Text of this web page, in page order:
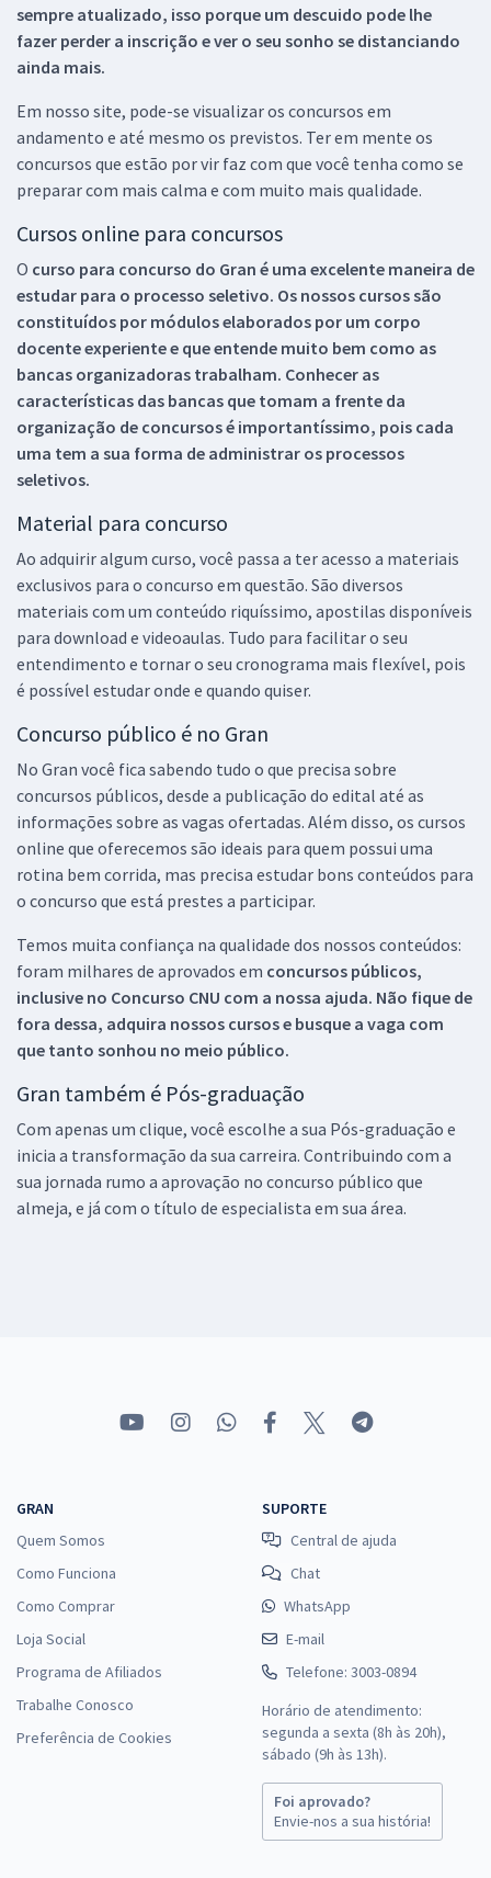
sempre atualizado, isso porque um descuido pode lhe
fazer perder a inscrição e ver o seu sonho se distanciando
ainda mais.
Em nosso site, pode-se visualizar os concursos em
andamento e até mesmo os previstos. Ter em mente os
concursos que estão por vir faz com que você tenha como se
preparar com mais calma e com muito mais qualidade.
Cursos online para concursos
O curso para concurso do Gran é uma excelente maneira de
estudar para o processo seletivo. Os nossos cursos são
constituídos por módulos elaborados por um corpo
docente experiente e que entende muito bem como as
bancas organizadoras trabalham. Conhecer as
características das bancas que tomam a frente da
organização de concursos é importantíssimo, pois cada
uma tem a sua forma de administrar os processos
seletivos.
Material para concurso
Ao adquirir algum curso, você passa a ter acesso a materiais
exclusivos para o concurso em questão. São diversos
materiais com um conteúdo riquíssimo, apostilas disponíveis
para download e videoaulas. Tudo para facilitar o seu
entendimento e tornar o seu cronograma mais flexível, pois
é possível estudar onde e quando quiser.
Concurso público é no Gran
No Gran você fica sabendo tudo o que precisa sobre
concursos públicos, desde a publicação do edital até as
informações sobre as vagas ofertadas. Além disso, os cursos
online que oferecemos são ideais para quem possui uma
rotina bem corrida, mas precisa estudar bons conteúdos para
o concurso que está prestes a participar.
Temos muita confiança na qualidade dos nossos conteúdos:
foram milhares de aprovados em concursos públicos,
inclusive no Concurso CNU com a nossa ajuda. Não fique de
fora dessa, adquira nossos cursos e busque a vaga com
que tanto sonhou no meio público.
Gran também é Pós-graduação
Com apenas um clique, você escolhe a sua Pós-graduação e
inicia a transformação da sua carreira. Contribuindo com a
sua jornada rumo a aprovação no concurso público que
almeja, e já com o título de especialista em sua área.
GRAN
Quem Somos
Como Funciona
Como Comprar
Loja Social
Programa de Afiliados
Trabalhe Conosco
Preferência de Cookies
SUPORTE
Central de ajuda
Chat
WhatsApp
E-mail
Telefone: 3003-0894
Horário de atendimento:
segunda a sexta (8h às 20h),
sábado (9h às 13h).
Foi aprovado?
Envie-nos a sua história!